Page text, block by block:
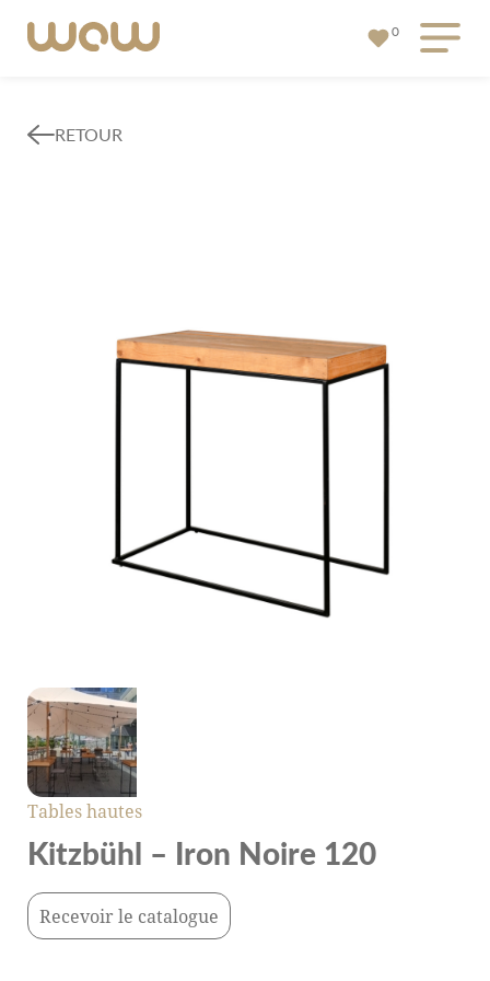
0
RETOUR
Tables hautes
Kitzbühl – Iron Noire 120
Recevoir le catalogue